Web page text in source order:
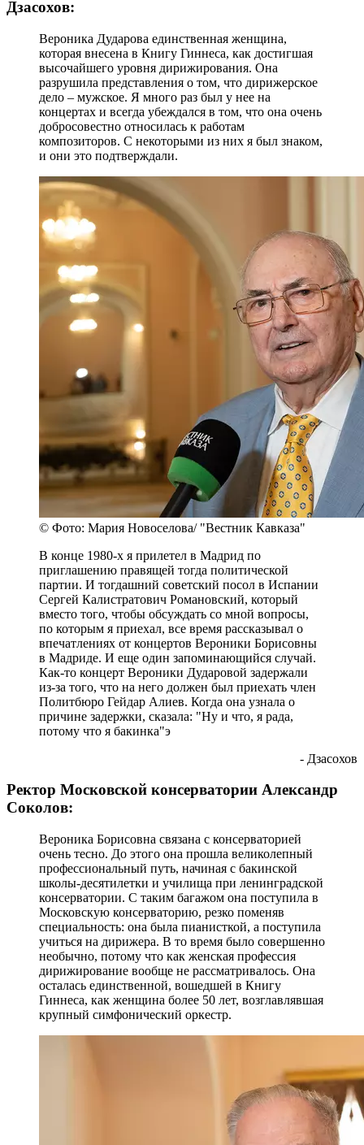
Дзасохов:
Вероника Дударова единственная женщина,
которая внесена в Книгу Гиннеса, как достигшая
высочайшего уровня дирижирования. Она
разрушила представления о том, что дирижерское
дело – мужское. Я много раз был у нее на
концертах и всегда убеждался в том, что она очень
добросовестно относилась к работам
композиторов. С некоторыми из них я был знаком,
и они это подтверждали.
© Фото: Мария Новоселова/ "Вестник Кавказа"
В конце 1980-х я прилетел в Мадрид по
приглашению правящей тогда политической
партии. И тогдашний советский посол в Испании
Сергей Калистратович Романовский, который
вместо того, чтобы обсуждать со мной вопросы,
по которым я приехал, все время рассказывал о
впечатлениях от концертов Вероники Борисовны
в Мадриде. И еще один запоминающийся случай.
Как-то концерт Вероники Дударовой задержали
из-за того, что на него должен был приехать член
Политбюро Гейдар Алиев. Когда она узнала о
причине задержки, сказала: "Ну и что, я рада,
потому что я бакинка"э
- Дзасохов
Ректор Московской консерватории Александр
Соколов:
Вероника Борисовна связана с консерваторией
очень тесно. До этого она прошла великолепный
профессиональный путь, начиная с бакинской
школы-десятилетки и училища при ленинградской
консерватории. С таким багажом она поступила в
Московскую консерваторию, резко поменяв
специальность: она была пианисткой, а поступила
учиться на дирижера. В то время было совершенно
необычно, потому что как женская профессия
дирижирование вообще не рассматривалось. Она
осталась единственной, вошедшей в Книгу
Гиннеса, как женщина более 50 лет, возглавлявшая
крупный симфонический оркестр.